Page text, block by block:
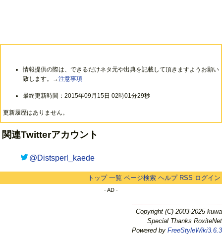
情報提供の際は、できるだけネタ元や出典を記載して頂きますようお願い
致します。→注意事項
最終更新時間：2015年09月15日 02時01分29秒
更新履歴はありません。
関連Twitterアカウント
@Distsperl_kaede
トップ 一覧 ページ検索 ヘルプ RSS ログイン
- AD -
Copyright (C) 2003-2025 kuwa
Special Thanks RoxiteNet
Powered by FreeStyleWiki3.6.3